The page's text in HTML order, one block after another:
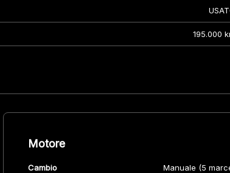
195.000
Motore
Cambio Manuale (5